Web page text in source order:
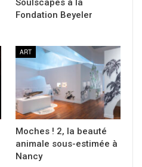
Soulscapes à la
Fondation Beyeler
ART
Moches ! 2, la beauté
animale sous-estimée à
Nancy